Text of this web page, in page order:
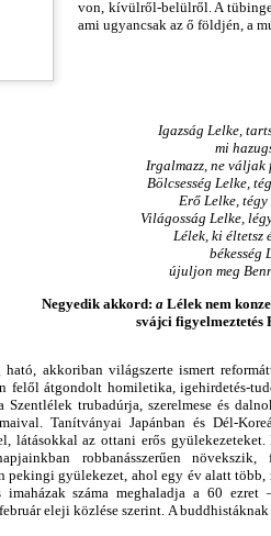
von, kívülről-belülről. A
ami ugyancsak az ő földjén, a
Igazság Lelke,
mi
Irgalmazz, ne
Bölcsesség Lelke,
Erő Lelke,
Világosság Lelke,
Lélek, ki éltetsz
békesség
újuljon meg
Negyedik akkord: a Lélek nem
svájci figyelmeztetés
ható, akkoriban világszerte ismert
felőlátgondolt homiletika, igehirdetés-
Szentlélek trubadúrja, szerelmese és
Tanítványai Japánban és Dél-
látásokkal az ottani erős gyülekezeteket.
robbanásszerűen
pekingigyülekezet, ahol egy év alatt több,
imaházak száma meghaladja a 60 ezret
eleji közlése szerint. A
elvonni figyelmünket valami
mással, másra.meg életedet Teremtő és
Édesanyádról és
SZÓ LELKÜNKBEN ÉS
SPIRITUÁLIS SZÜLINAPI
MÁR ILYEN CSALÁD VAGYUNK –
ÉS LAPTOPUNKON IS
SZÜLINAPI BALLADÁVÁ
KIFÜRKÉSZHETETLEN
KÉT EGYMÁST
kedves testvéri, rokoni, baráti,
, és eszmetársi jókívánságért hálát adva
egyfelől az alábbi balladával
zarándoktársamat,
KINCS, SZÉP GYÖNGYÖK,
ÜVEGTENGER MELLŐL (5.)
AZ ÜVEGTENGER MELLŐL
SZÉP GYÖNGYÖK, ÖRÖM LÉLEK-